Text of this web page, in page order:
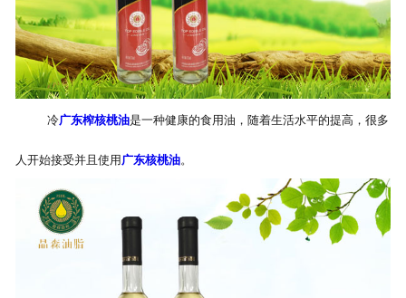
联系晶森
走进晶森
公司官网
冷广东榨核桃油是一种健康的食用油，随着生活水平的提高，很多
人开始接受并且使用 广东核桃油。